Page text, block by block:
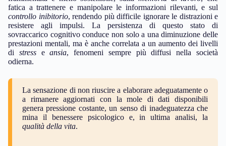
fatica a trattenere e manipolare le informazioni rilevanti, e sul
controllo inibitorio, rendendo più difficile ignorare le distrazioni e
resistere agli impulsi. La persistenza di questo stato di
sovraccarico cognitivo conduce non solo a una diminuzione delle
prestazioni mentali, ma è anche correlata a un aumento dei livelli
di stresseansia, fenomeni sempre più diffusi nella società
odierna.
La sensazione di non riuscire a elaborare adeguatamente o
a rimanere aggiornati con la mole di dati disponibili
genera pressione costante, un senso di inadeguatezza che
mina il benessere psicologico e, in ultima analisi, la
qualità della vita.